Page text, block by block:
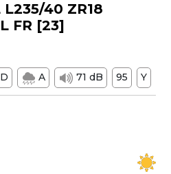
L235/40 ZR18
FR [23]
D A 71 dB 95 Y